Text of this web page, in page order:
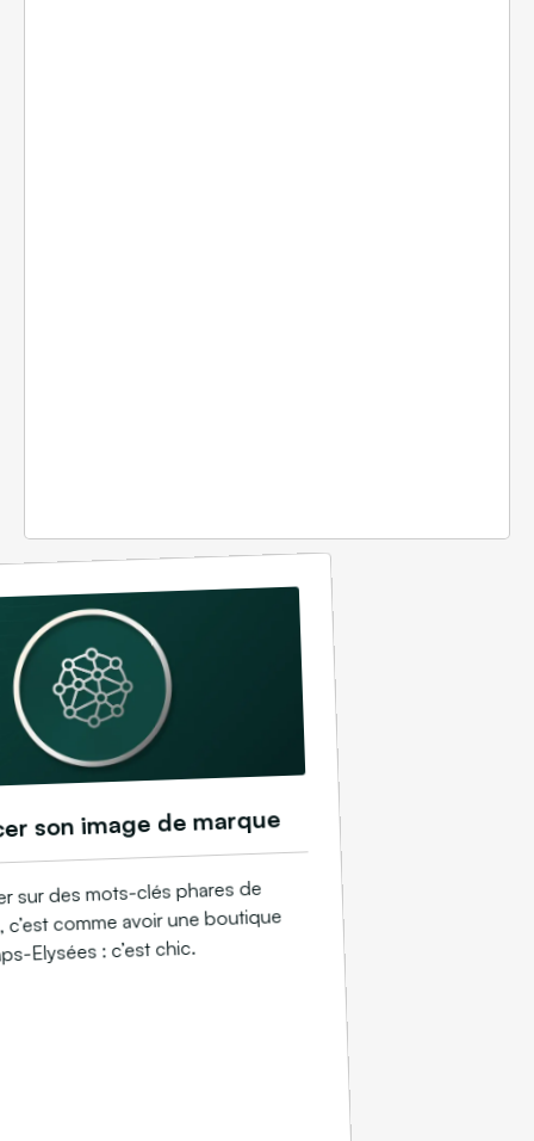
son image de marque
sur des mots-clés phares de
comme avoir une boutique
Elysées : c’est chic.​